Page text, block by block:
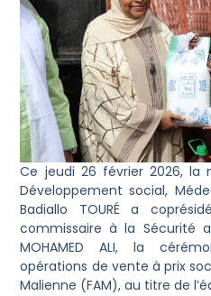
Ce jeudi 26 février 2026,
Développement social,
Badiallo TOURÉ a
commissaire à la Sécurité
MOHAMED ALI, la
opérations de vente à prix
Malienne (FAM), au titre de